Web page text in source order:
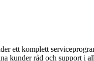
ett komplett
kunder råd och support i